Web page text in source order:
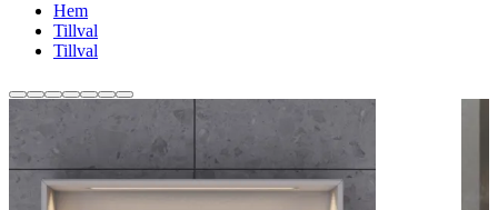
Hem
Tillval
Tillval